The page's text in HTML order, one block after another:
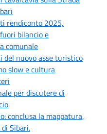
rendiconto 2025,
bilancio e
comunale
del nuovo asse turistico
slow e cultura
per discutere di
conclusa la mappatura,
Sibari.